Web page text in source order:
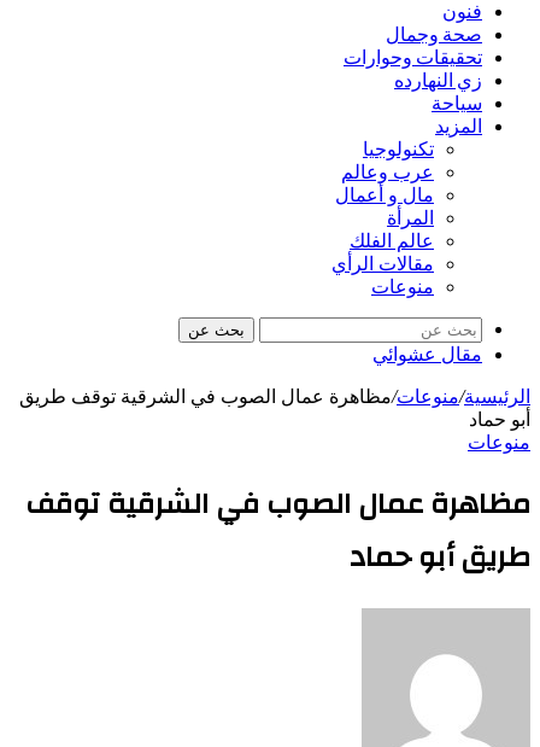
فنون
صحة وجمال
تحقيقات وحوارات
زي النهارده
سياحة
المزيد
تكنولوجيا
عرب وعالم
مال و أعمال
المرأة
عالم الفلك
مقالات الرأي
منوعات
بحث عن
مقال عشوائي
الرئيسية/منوعات/مظاهرة عمال الصوب في الشرقية توقف طريق
أبو حماد
منوعات
مظاهرة عمال الصوب في الشرقية توقف
طريق أبو حماد